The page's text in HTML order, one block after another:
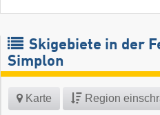
Skigebiete in der
Simplon
Karte Region